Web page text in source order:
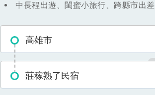
中長程出遊、閨蜜小旅行、跨縣市出差
高雄市
莊稼熟了民宿